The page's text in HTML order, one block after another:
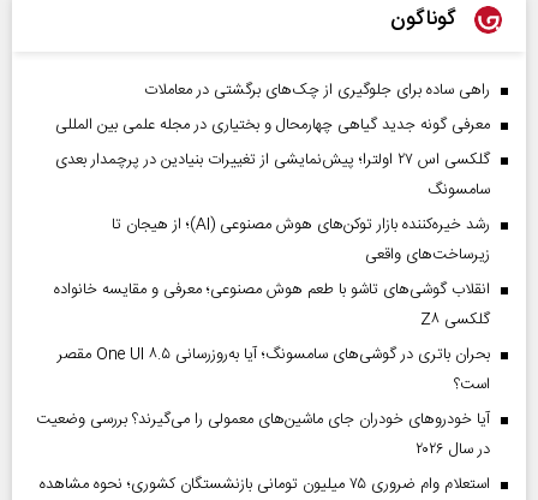
گوناگون
راهی ساده برای جلوگیری از چک‌های برگشتی در معاملات
معرفی گونه جدید گیاهی چهارمحال و بختیاری در مجله علمی بین المللی
گلکسی اس ۲۷ اولترا؛ پیش‌نمایشی از تغییرات بنیادین در پرچمدار بعدی
سامسونگ
رشد خیره‌کننده بازار توکن‌های هوش مصنوعی (AI)؛ از هیجان تا
زیرساخت‌های واقعی
انقلاب گوشی‌های تاشو‌ با طعم هوش مصنوعی؛ معرفی و مقایسه خانواده
گلکسی Z۸
بحران باتری در گوشی‌های سامسونگ؛ آیا به‌روزرسانی One UI ۸.۵ مقصر
است؟
آیا خودروهای خودران جای ماشین‌های معمولی را می‌گیرند؟ بررسی وضعیت
در سال ۲۰۲۶
استعلام وام ضروری ۷۵ میلیون تومانی بازنشستگان کشوری؛ نحوه مشاهده